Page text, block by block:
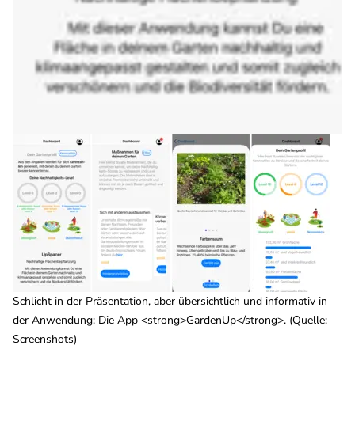
Schlicht in der Präsentation, aber übersichtlich und informativ in
der Anwendung: Die App <strong>GardenUp</strong>. (Quelle:
Screenshots)